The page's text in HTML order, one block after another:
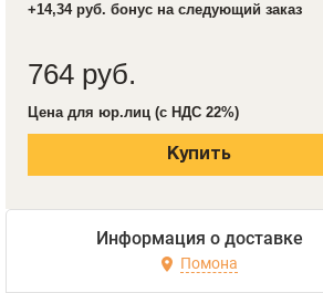
+14,34 руб. бонус на следующий заказ
764 руб.
Цена для юр.лиц (с НДС 22%)
Купить
Информация о доставке
Помона